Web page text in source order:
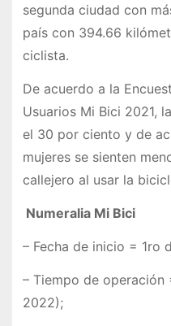
segunda ciudad con
país con 394.66
ciclista.
De acuerdo a la
Usuarios Mi Bici 2021,
el 30 por ciento y de
mujeres se sienten
callejero al usar la
Numeralia Mi Bici
– Fecha de inicio = 1ro
– Tiempo de operación
2022);